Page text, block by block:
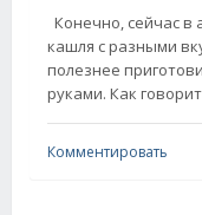
Конечно, сейчас в
кашля с разными
полезнее
руками. Как
Комментировать